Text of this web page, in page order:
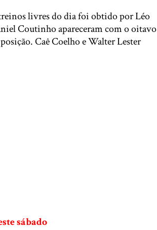
livres do dia foi obtido por Léo
Coutinho apareceram com o oitavo
Caê Coelho e Walter Lester
sábado